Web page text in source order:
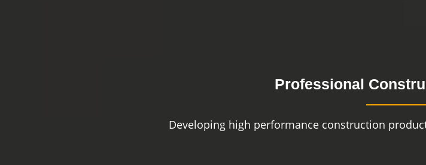
Professional
Developing high performance construction